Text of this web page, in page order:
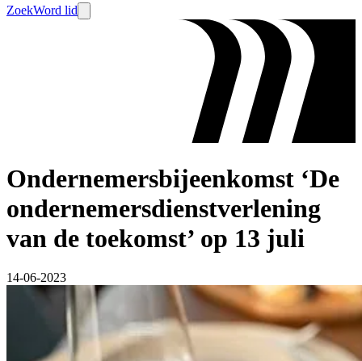
ZoekWord lid
Ondernemersbijeenkomst ‘De
ondernemersdienstverlening
van de toekomst’ op 13 juli
14-06-2023